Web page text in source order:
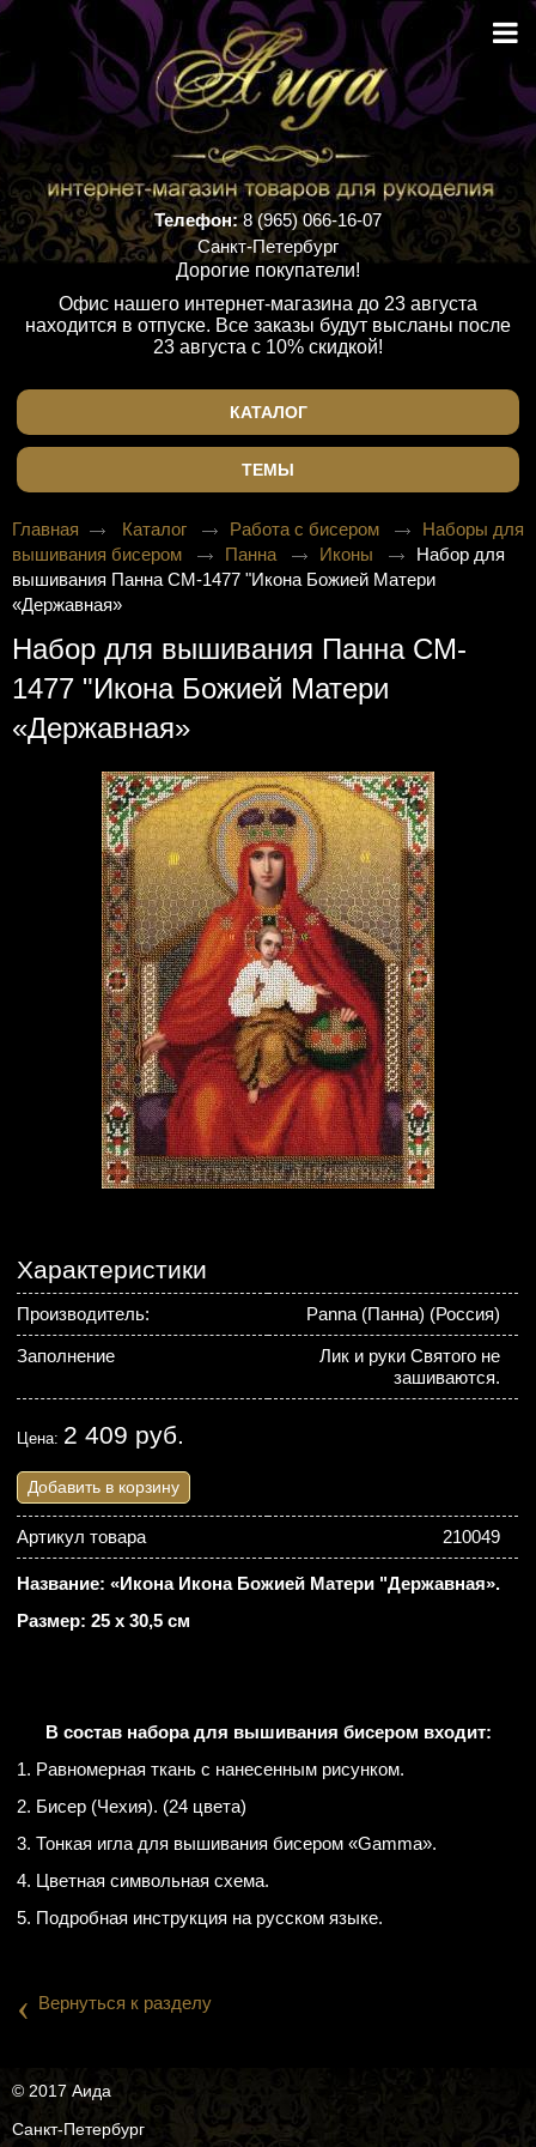
Телефон:8 (965) 066-16-07
Санкт-Петербург
Дорогие покупатели!
Офис нашего интернет-магазина до 23 августа
находится в отпуске. Все заказы будут высланы после
23 августа с 10% скидкой!
КАТАЛОГ
ТЕМЫ
Главная Каталог Работа с бисером
Наборы для
вышивания бисером
Панна Иконы
Набор для
вышивания Панна CM-1477 "Икона Божией Матери
«Державная»
Набор для вышивания Панна CM-
1477 "Икона Божией Матери
«Державная»
Характеристики
Производитель: Panna (Панна) (Россия)
Заполнение
Лик и руки Святого не
зашиваются.
Цена: 2 409 руб.
Добавить в корзину
Артикул товара 210049
Название: «Икона Икона Божией Матери "Державная».
Размер: 25 х 30,5 см
В состав набора для вышивания бисером входит:
1. Равномерная ткань с нанесенным рисунком.
2. Бисер (Чехия). (24 цвета)
3. Тонкая игла для вышивания бисером «Gamma».
4. Цветная символьная схема.
5. Подробная инструкция на русском языке.
‹ Вернуться к разделу
© 2017 Аида
Санкт-Петербург